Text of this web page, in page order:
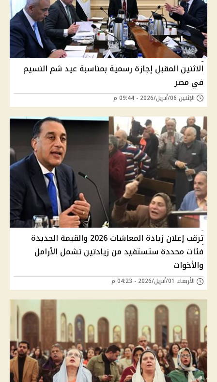
الاثنين المقبل إجازة رسمية بمناسبة عيد شم النسيم
في مصر
الإثنين 06/أبريل/2026 - 09:44 م
ترقب إعلان زيادة المعاشات 2026 والقيمة الجديدة
فئات محددة ستستفيد من زيادتين تشمل الأرامل
والأخوات
الأربعاء 01/أبريل/2026 - 04:23 م